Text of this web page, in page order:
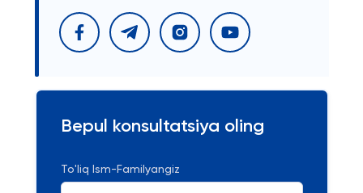
Bepul konsultatsiya oling
To'liq Ism-Familyangiz